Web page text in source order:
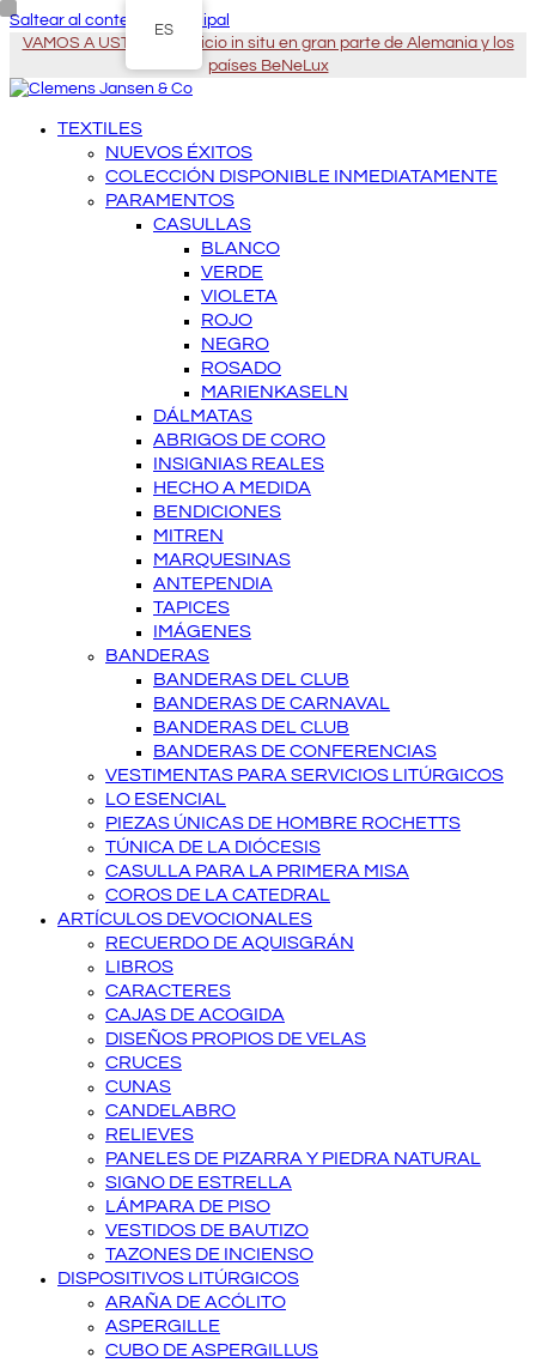
Saltear al contenido principal
VAMOS A USTED - Servicio in situ en gran parte de Alemania y los
países BeNeLux
TEXTILES
NUEVOS ÉXITOS
COLECCIÓN DISPONIBLE INMEDIATAMENTE
PARAMENTOS
CASULLAS
BLANCO
VERDE
VIOLETA
ROJO
NEGRO
ROSADO
MARIENKASELN
DÁLMATAS
ABRIGOS DE CORO
INSIGNIAS REALES
HECHO A MEDIDA
BENDICIONES
MITREN
MARQUESINAS
ANTEPENDIA
TAPICES
IMÁGENES
BANDERAS
BANDERAS DEL CLUB
BANDERAS DE CARNAVAL
BANDERAS DEL CLUB
BANDERAS DE CONFERENCIAS
VESTIMENTAS PARA SERVICIOS LITÚRGICOS
LO ESENCIAL
PIEZAS ÚNICAS DE HOMBRE ROCHETTS
TÚNICA DE LA DIÓCESIS
CASULLA PARA LA PRIMERA MISA
COROS DE LA CATEDRAL
ARTÍCULOS DEVOCIONALES
RECUERDO DE AQUISGRÁN
LIBROS
CARACTERES
CAJAS DE ACOGIDA
DISEÑOS PROPIOS DE VELAS
CRUCES
CUNAS
CANDELABRO
RELIEVES
PANELES DE PIZARRA Y PIEDRA NATURAL
SIGNO DE ESTRELLA
LÁMPARA DE PISO
VESTIDOS DE BAUTIZO
TAZONES DE INCIENSO
DISPOSITIVOS LITÚRGICOS
ARAÑA DE ACÓLITO
ASPERGILLE
CUBO DE ASPERGILLUS
ES